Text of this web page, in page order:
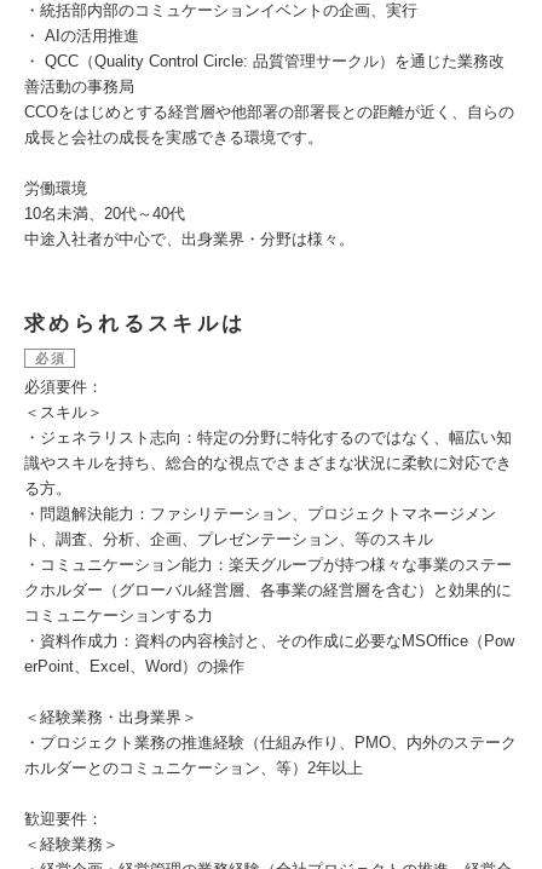
・統括部内部のコミュケーションイベントの企画、実行
・ AIの活用推進
・ QCC（Quality Control Circle: 品質管理サークル）を通じた業務改
善活動の事務局
CCOをはじめとする経営層や他部署の部署長との距離が近く、自らの
成長と会社の成長を実感できる環境です。
労働環境
10名未満、20代～40代
中途入社者が中心で、出身業界・分野は様々。
求められるスキルは
必須
必須要件：
＜スキル＞
・ジェネラリスト志向：特定の分野に特化するのではなく、幅広い知
識やスキルを持ち、総合的な視点でさまざまな状況に柔軟に対応でき
る方。
・問題解決能力：ファシリテーション、プロジェクトマネージメン
ト、調査、分析、企画、プレゼンテーション、等のスキル
・コミュニケーション能力：楽天グループが持つ様々な事業のステー
クホルダー（グローバル経営層、各事業の経営層を含む）と効果的に
コミュニケーションする力
・資料作成力：資料の内容検討と、その作成に必要なMSOffice（Pow
erPoint、Excel、Word）の操作
＜経験業務・出身業界＞
・プロジェクト業務の推進経験（仕組み作り、PMO、内外のステーク
ホルダーとのコミュニケーション、等）2年以上
歓迎要件：
＜経験業務＞